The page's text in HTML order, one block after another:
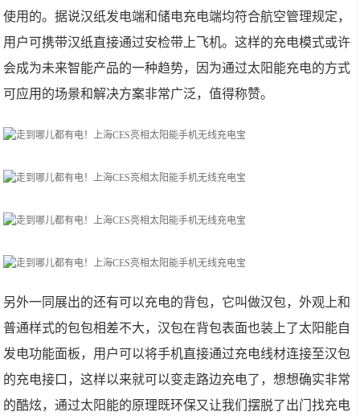
使用的。据说汉纸发电端和储电充电端均符合航空管理规定，
用户可携带汉纸直接通过安检带上飞机。这样的充电模式或许
会成为未来智能产品的一种趋势，因为通过太阳能充电的方式
可应用的场景和解决方案非常广泛，值得称赞。
另外一同展出的还有可以充电的背包，它叫做汉包，外观上和
普通样式的包包相差不大，汉包在背包表面也装上了太阳能自
发电功能面板，用户可以将手机直接通过充电线材连接至汉包
的充电接口，这样以来就可以变走路边充电了，想想确实非常
的酷炫，通过太阳能的原理既环保又让我们摆脱了出门找充电